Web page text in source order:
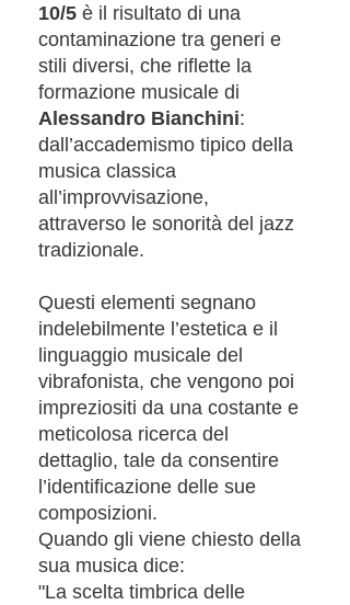
10/5 è il risultato di una
contaminazione tra generi e
stili diversi, che riflette la
formazione musicale di
Alessandro Bianchini:
dall’accademismo tipico della
musica classica
all’improvvisazione,
attraverso le sonorità del jazz
tradizionale.
Questi elementi segnano
indelebilmente l’estetica e il
linguaggio musicale del
vibrafonista, che vengono poi
impreziositi da una costante e
meticolosa ricerca del
dettaglio, tale da consentire
l’identificazione delle sue
composizioni.
Quando gli viene chiesto della
sua musica dice:
"La scelta timbrica delle